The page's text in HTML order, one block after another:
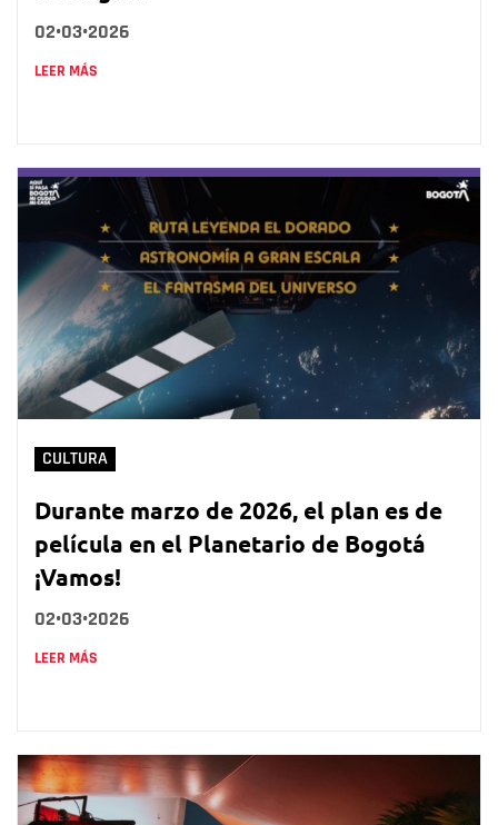
02•03•2026
LEER MÁS
CULTURA
Durante marzo de 2026, el plan es de
película en el Planetario de Bogotá
¡Vamos!
02•03•2026
LEER MÁS